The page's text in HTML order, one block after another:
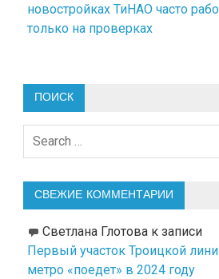
новостройках ТиНАО часто
только на проверках
ПОИСК
СВЕЖИЕ КОММЕНТАРИИ
Светлана Глотовак записи
Первый участок Троицкой
метро «поедет» в 2024 году